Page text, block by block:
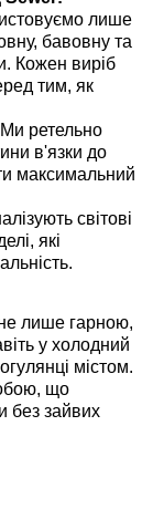
лише
бавовну та
Кожен виріб
тим, як
ретельно
в'язки до
максимальний
світові
які
.
лише гарною,
у холодний
містом.
що
без зайвих